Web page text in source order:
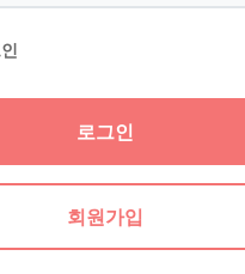
회원가입